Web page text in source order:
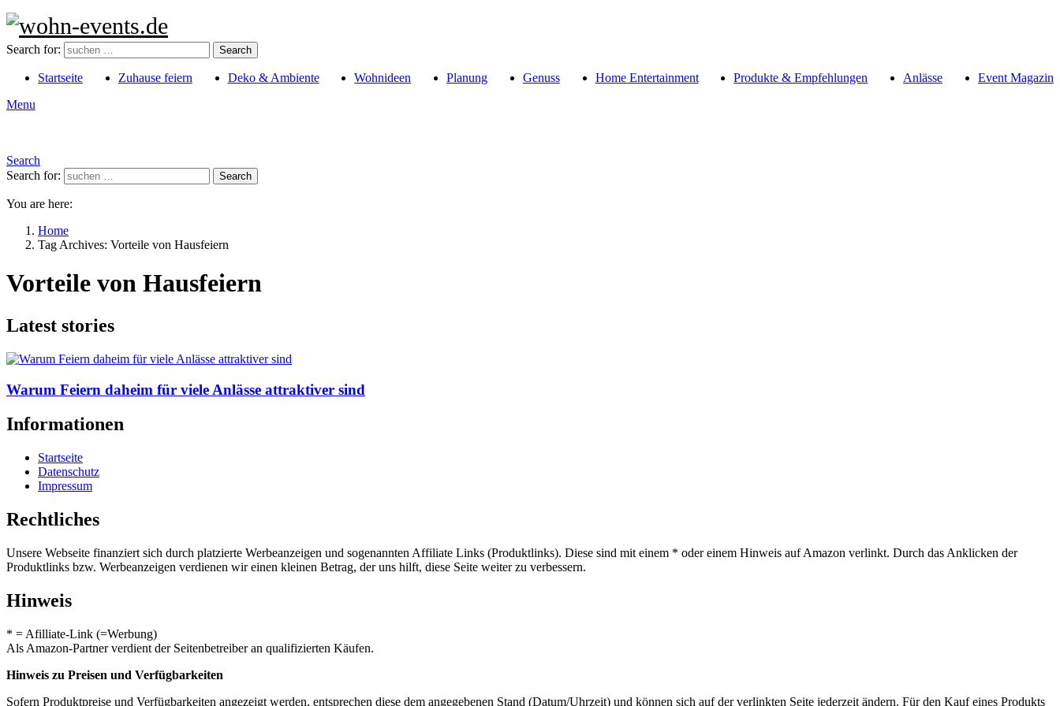
Search for: Search
Startseite Zuhause feiern Deko & Ambiente Wohnideen Planung Genuss Home Entertainment Produkte & Empfehlungen Anlässe
Event Magazin
Menu
Search
Search for:
Search
You are here:
Home
Tag Archives: Vorteile von Hausfeiern
Vorteile von Hausfeiern
Latest stories
Warum Feiern daheim für viele Anlässe attraktiver sind
Informationen
Startseite
Datenschutz
Impressum
Rechtliches
Unsere Webseite finanziert sich durch platzierte Werbeanzeigen und sogenannten Affiliate Links (Produktlinks). Diese sind mit einem * oder einem Hinweis auf Amazon verlinkt. Durch das Anklicken der
Produktlinks bzw. Werbeanzeigen verdienen wir einen kleinen Betrag, der uns hilft, diese Seite weiter zu verbessern.
Hinweis
* = Afilliate-Link (=Werbung)
Als Amazon-Partner verdient der Seitenbetreiber an qualifizierten Käufen.
Hinweis zu Preisen und Verfügbarkeiten
Sofern Produktpreise und Verfügbarkeiten angezeigt werden, entsprechen diese dem angegebenen Stand (Datum/Uhrzeit) und können sich auf der verlinkten Seite jederzeit ändern. Für den Kauf eines Produkts